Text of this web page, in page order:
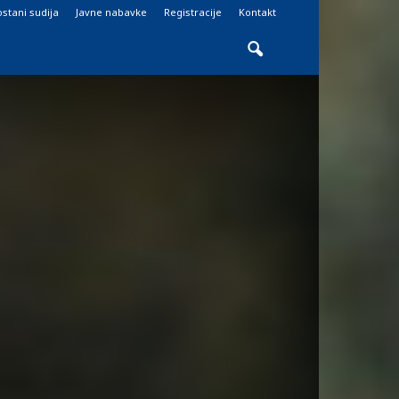
sudija Javne nabavke Registracije Kontakt